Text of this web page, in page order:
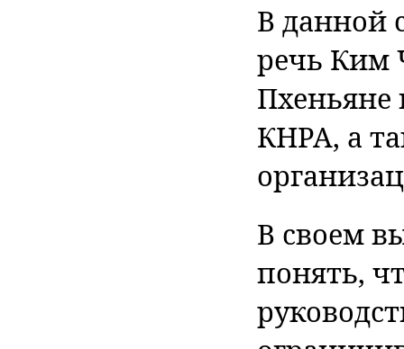
В данной
речь Ким
Пхеньяне
КНРА, а
В своем
понять,